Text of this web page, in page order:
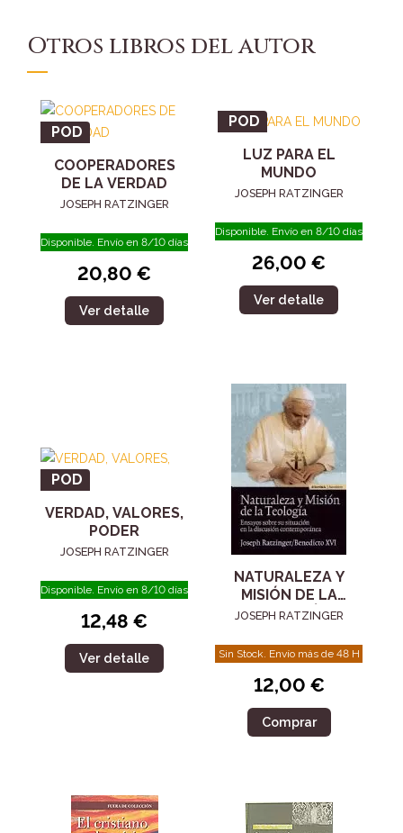
Otros libros del autor
POD
COOPERADORES
DE LA VERDAD
JOSEPH RATZINGER
Disponible. Envío en 8/10 días
20,80 €
Ver detalle
POD
LUZ PARA EL
MUNDO
JOSEPH RATZINGER
Disponible. Envío en 8/10 días
26,00 €
Ver detalle
POD
VERDAD, VALORES,
PODER
JOSEPH RATZINGER
Disponible. Envío en 8/10 días
12,48 €
Ver detalle
NATURALEZA Y
MISIÓN DE LA
TEOLOGÍA
JOSEPH RATZINGER
Sin Stock. Envío más de 48 H
12,00 €
Comprar